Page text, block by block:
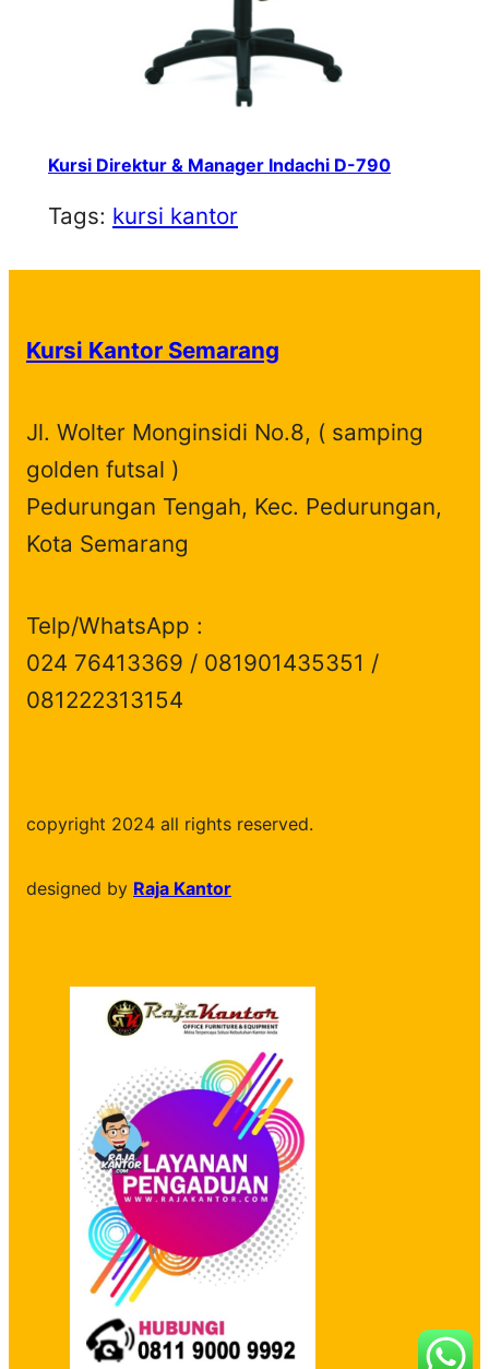
Kursi Direktur & Manager Indachi D-790
Tags: kursi kantor
Kursi Kantor Semarang
Jl. Wolter Monginsidi No.8, ( samping
golden futsal )
Pedurungan Tengah, Kec. Pedurungan,
Kota Semarang
Telp/WhatsApp :
024 76413369 / 081901435351 /
081222313154
copyright 2024 all rights reserved.
designed by Raja Kantor